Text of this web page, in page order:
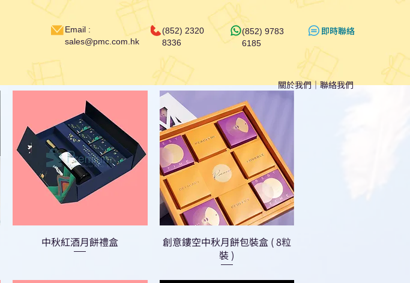
Email :
sales@pmc.com.hk
(852) 2320
8336
(852) 9783
6185
​即時聯絡
關於我們｜聯絡我們
中秋紅酒月餅禮盒
創意鏤空中秋月餅包裝盒 ( 8粒
裝 )